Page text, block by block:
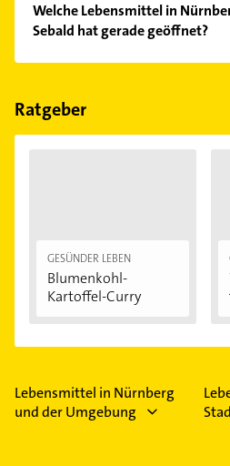
Kundenmeinungen und
Empfehlungen. Die
einfach nachBewertungen
Welche Lebensmittel in
Sebald hat gerade geöffnet?
Im Anbieter-Bereich finden Sie
Feiertagen abweichen können.
Ratgeber
GESÜNDER LEBEN
Blumenkohl-
Kartoffel-Curry
Lebensmittel in Nürnberg
und der Umgebung